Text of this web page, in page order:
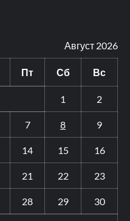
Август 2026
Пт Сб Вс
1 2
7 8 9
14 15 16
21 22 23
28 29 30